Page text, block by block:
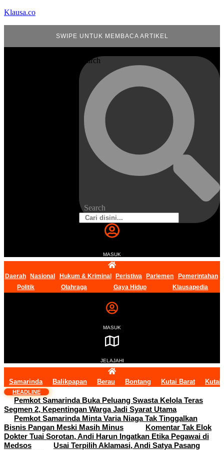
Klausa.co
SWIPE UNTUK MEMBACA ARTIKEL
Search
Search
MASUK
Daerah Nasional Hukum & Kriminal Peristiwa Parlemen
Pemerintahan
Politik
Olahraga Gaya Hidup Klausapedia
MASUK
JELAJAHI
Samarinda Balikpapan Berau Bontang Kutai Barat Kutai
HEADLINE
Pemkot Samarinda Buka Peluang Swasta Kelola Teras
Segmen 2, Kepentingan Warga Jadi Syarat Utama
Pemkot Samarinda Minta Varia Niaga Tak Tinggalkan
Bisnis Pangan Meski Masih Minus
Komentar Tak Elok
Dokter Tuai Sorotan, Andi Harun Ingatkan Etika Pegawai di
Medsos
Usai Terpilih Aklamasi, Andi Satya Pasang